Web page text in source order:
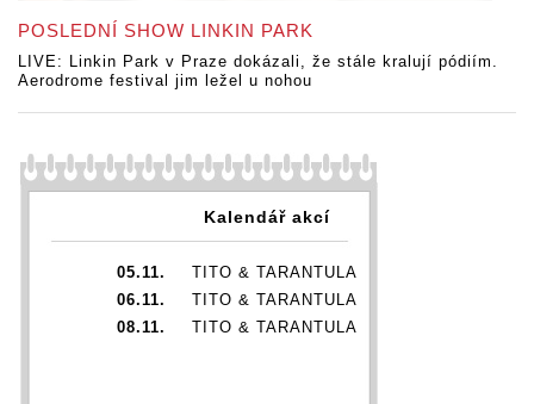
POSLEDNÍ SHOW LINKIN PARK
LIVE: Linkin Park v Praze dokázali, že stále kralují pódiím.
Aerodrome festival jim ležel u nohou
Kalendář akcí
05.11.
TITO & TARANTULA
06.11.
TITO & TARANTULA
08.11.
TITO & TARANTULA